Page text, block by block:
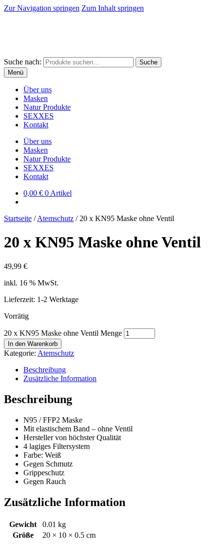
Zur Navigation springen Zum Inhalt springen
Suche nach:
Suche
Menü
Über uns
Mas­ken
Natur Pro­duk­te
SEXXES
Kon­takt
Über uns
Mas­ken
Natur Pro­duk­te
SEXXES
Kon­takt
0,00 € 0 Artikel
Startseite /Atemschutz / 20 x KN95 Mas­ke ohne Ven­til
20 x KN95 Mas­ke ohne Ven­til
49,99 €
inkl. 16 % MwSt.
Lieferzeit: 1-2 Werktage
Vorrätig
20 x KN95 Maske ohne Ventil Menge
In den Warenkorb
Kategorie: Atemschutz
Beschreibung
Zusätzliche Information
Beschreibung
N95 / FFP2 Mas­ke
Mit elas­ti­schem Band – ohne Ven­til
Her­stel­ler von höchs­ter Qua­li­tät
4 lagi­ges Fil­ter­sys­tem
Far­be: Weiß
Gegen Schmutz
Grip­pe­schutz
Gegen Rauch
Zusätzliche Information
Gewicht
0.01 kg
Größe
20 × 10 × 0.5 cm